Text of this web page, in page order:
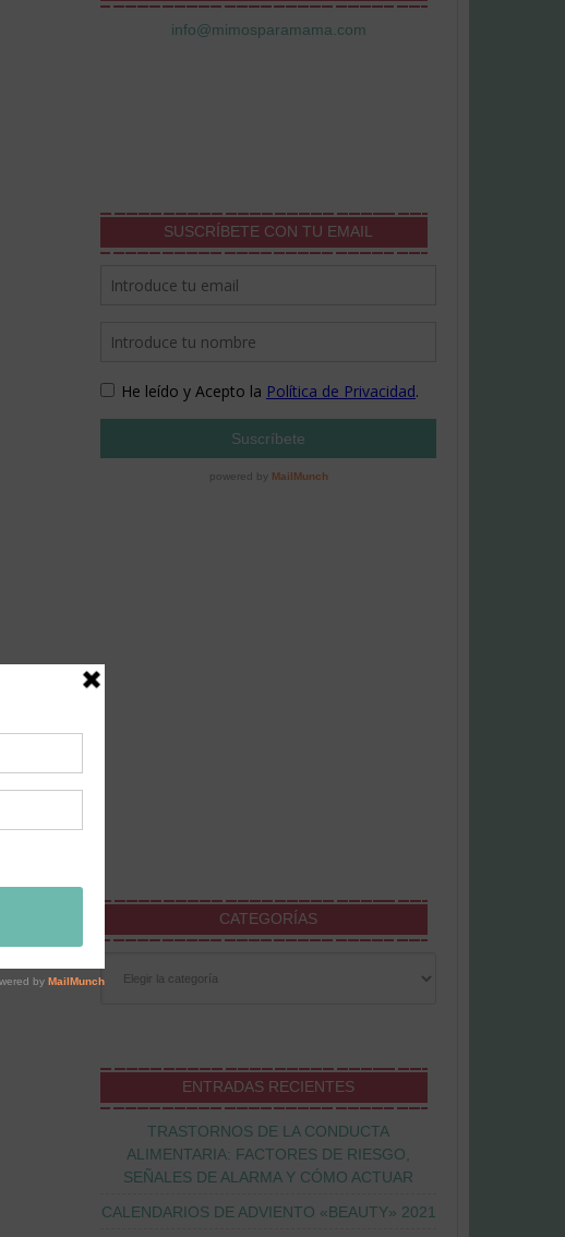
info@mimosparamama.com
SUSCRÍBETE CON TU EMAIL
CATEGORÍAS
ENTRADAS RECIENTES
TRASTORNOS DE LA CONDUCTA
ALIMENTARIA: FACTORES DE RIESGO,
SEÑALES DE ALARMA Y CÓMO ACTUAR
CALENDARIOS DE ADVIENTO «BEAUTY» 2021